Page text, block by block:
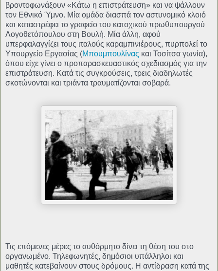
βροντοφωνάξουν «Κάτω η επιστράτευση» και να ψάλλουν
τον Εθνικό Ύμνο. Μία ομάδα διασπά τον αστυνομικό κλοιό
και καταστρέφει το γραφείο του κατοχικού πρωθυπουργού
Λογοθετόπουλου στη Βουλή. Μία άλλη, αφού
υπερφαλαγγίζει τους ιταλούς καραμπινιέρους, πυρπολεί το
Υπουργείο Εργασίας (Μπουμπουλίνας και Τοσίτσα γωνία),
όπου είχε γίνει ο προπαρασκευαστικός σχεδιασμός για την
επιστράτευση. Κατά τις συγκρούσεις, τρεις διαδηλωτές
σκοτώνονται και τριάντα τραυματίζονται σοβαρά.
Τις επόμενες μέρες το αυθόρμητο δίνει τη θέση του στο
οργανωμένο. Τηλεφωνητές, δημόσιοι υπάλληλοι και
μαθητές κατεβαίνουν στους δρόμους. Η αντίδραση κατά της